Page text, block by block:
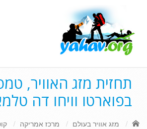
תחזית מזג האוויר,
בפוארטו וויחו דה
מזג אוויר בעולם מרכז אמריקה